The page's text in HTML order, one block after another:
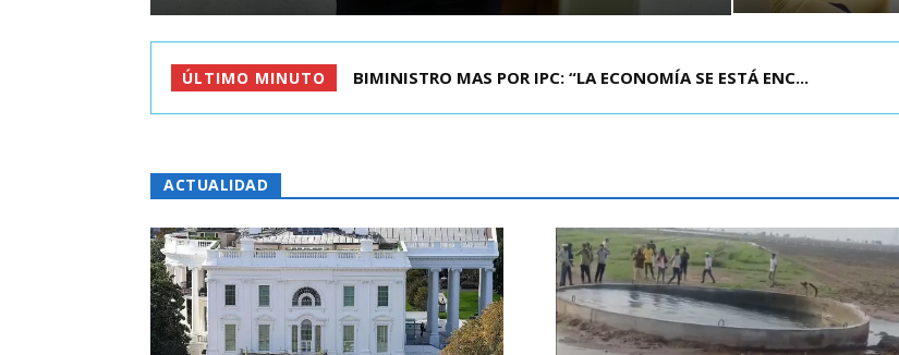
ÚLTIMO MINUTO TIROTEO EN ESCUELA DE TAILANDIA DEJA AL MENOS NUEVE MU...
ACTUALIDAD